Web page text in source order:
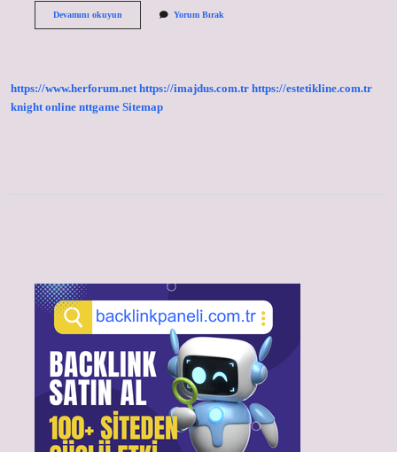
Devamını okuyunBono
Yorum Bırak
https://www.herforum.net https://imajdus.com.tr https://estetikline.com.tr
knight online nttgame Sitemap